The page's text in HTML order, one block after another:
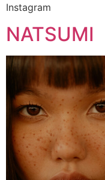
Instagram
NATSUMI